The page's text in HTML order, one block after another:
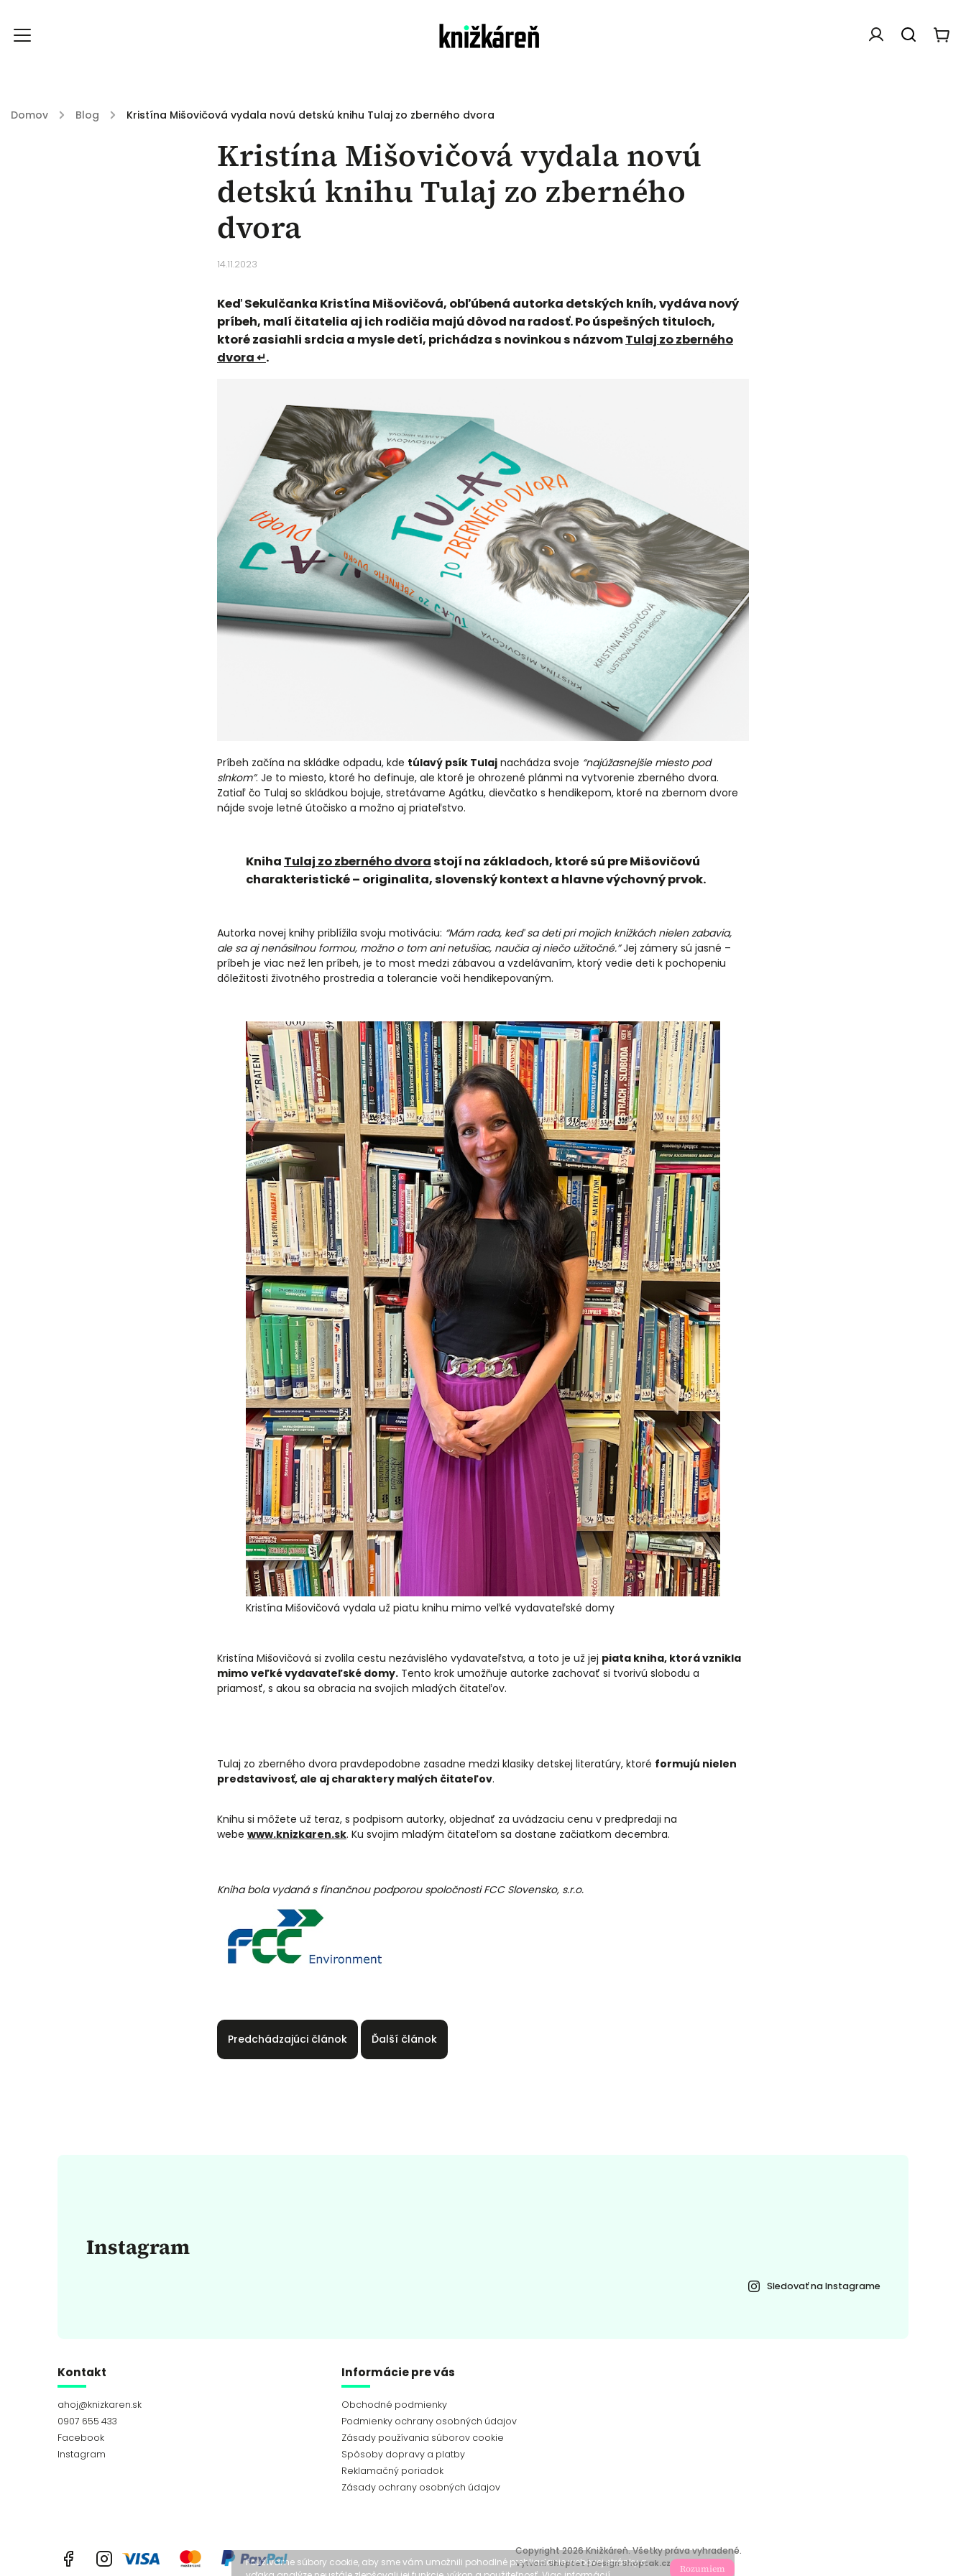
Používame súbory cookie, aby sme vám umožnili pohodlné prehliadanie webovej stránky a
Rozumiem
Prečo Knižkáreň?
Domov / Blog / Kristína Mišovičová vydala novú detskú knihu Tulaj zo zberného dvora
Kristína Mišovičová vydala novú
detskú knihu Tulaj zo zberného
dvora
14.11.2023
Keď Sekulčanka Kristína Mišovičová, obľúbená autorka detských kníh, vydáva nový
príbeh, malí čitatelia aj ich rodičia majú dôvod na radosť. Po úspešných tituloch,
ktoré zasiahli srdcia a mysle detí, prichádza s novinkou s názvomTulaj zo zberného
dvora ↵.
Príbeh začína na skládke odpadu, kde túlavý psík Tulaj nachádza svoje “najúžasnejšie miesto pod
slnkom”. Je to miesto, ktoré ho definuje, ale ktoré je ohrozené plánmi na vytvorenie zberného dvora.
Zatiaľ čo Tulaj so skládkou bojuje, stretávame Agátku, dievčatko s hendikepom, ktoré na zbernom dvore
nájde svoje letné útočisko a možno aj priateľstvo.
Kniha Tulaj zo zberného dvorastojí na základoch, ktoré sú pre Mišovičovú
charakteristické – originalita, slovenský kontext a hlavne výchovný prvok.
Autorka novej knihy priblížila svoju motiváciu: “Mám rada, keď sa deti pri mojich knižkách nielen zabavia,
ale sa aj nenásilnou formou, možno o tom ani netušiac, naučia aj niečo užitočné.” Jej zámery sú jasné –
príbeh je viac než len príbeh, je to most medzi zábavou a vzdelávaním, ktorý vedie deti k pochopeniu
dôležitosti životného prostredia a tolerancie voči hendikepovaným.
Kristína Mišovičová vydala už piatu knihu mimo veľké vydavateľské domy
Kristína Mišovičová si zvolila cestu nezávislého vydavateľstva, a toto je už jej piata kniha, ktorá vznikla
mimo veľké vydavateľské domy. Tento krok umožňuje autorke zachovať si tvorivú slobodu a
priamosť, s akou sa obracia na svojich mladých čitateľov.
Tulaj zo zberného dvora pravdepodobne zasadne medzi klasiky detskej literatúry, ktoré formujú nielen
predstavivosť, ale aj charaktery malých čitateľov.
Knihu si môžete už teraz, s podpisom autorky, objednať za uvádzaciu cenu v predpredaji na
webe www.knizkaren.sk. Ku svojim mladým čitateľom sa dostane začiatkom decembra.
Kniha bola vydaná s finančnou podporou spoločnosti FCC Slovensko, s.r.o.
Predchádzajúci článok Ďalší článok
Instagram
Sledovať na Instagrame
Kontakt
ahoj@knizkaren.sk
0907 655 433
Facebook
Instagram
Informácie pre vás
Obchodné podmienky
Podmienky ochrany osobných údajov
Zásady používania súborov cookie
Spôsoby dopravy a platby
Reklamačný poriadok
Zásady ochrany osobných údajov
Copyright 2026Knižkáreň. Všetky práva vyhradené.
VytvorilShoptet| DesignShoptak.cz
FacebookInstagram